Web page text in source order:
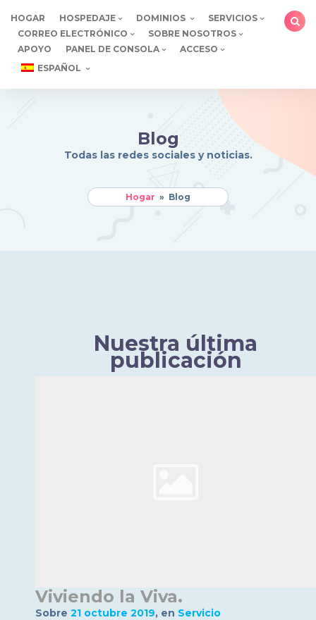
contenido
HOGAR HOSPEDAJE DOMINIOS
SERVICIOS
CORREO ELECTRÓNICO
SOBRE NOSOTROS
APOYO
PANEL DE CONSOLA
ACCESO
ESPAÑOL
Blog
Todas las redes sociales y noticias.
Hogar » Blog
Nuestra última
publicación
Viviendo la Viva.
sobre 21 octubre 2019, en Servicio